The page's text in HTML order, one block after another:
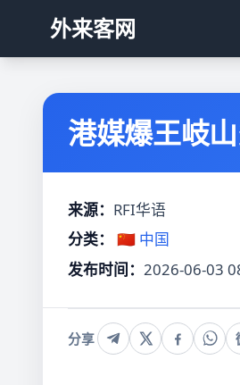
外来客网
港媒爆王岐
来源： RFI华语
分类：
🇨🇳 中国
发布时间： 2026-06-03
分享